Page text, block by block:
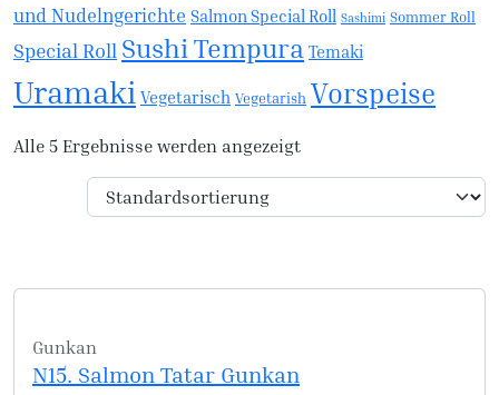
und Nudelngerichte Salmon Special Roll Sashimi Sommer Roll
Special Roll Sushi Tempura Temaki
Uramaki Vegetarisch Vegetarish Vorspeise
Alle 5 Ergebnisse werden angezeigt
Gunkan
N15. Salmon Tatar Gunkan